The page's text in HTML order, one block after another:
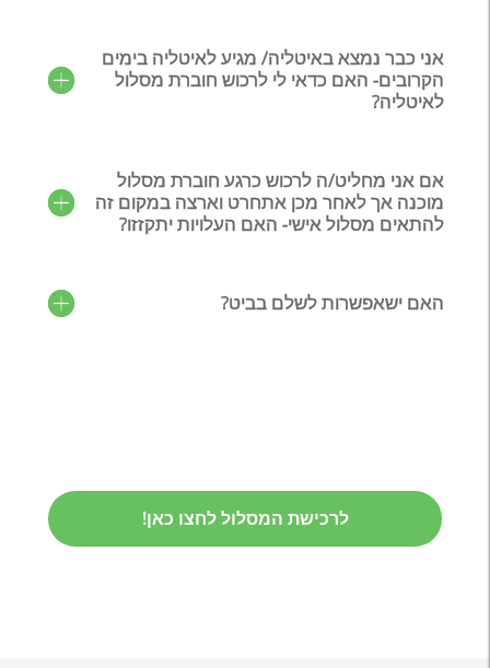
אני כבר נמצא באיטליה/ מגיע לאיטליה בימים
הקרובים- האם כדאי לי לרכוש חוברת מסלול
לאיטליה?
אם אני מחליט/ה לרכוש כרגע חוברת מסלול
מוכנה אך לאחר מכן אתחרט וארצה במקום זה
להתאים מסלול אישי- האם העלויות יתקזזו?
האם ישאפשרות לשלם בביט?
לרכישת המסלול לחצו כאן!